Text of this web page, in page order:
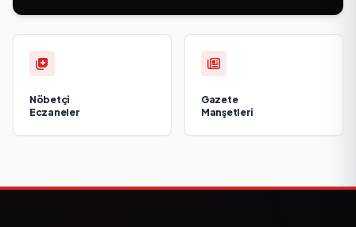
Nöbetçi
Eczaneler
Gazete
Manşetleri